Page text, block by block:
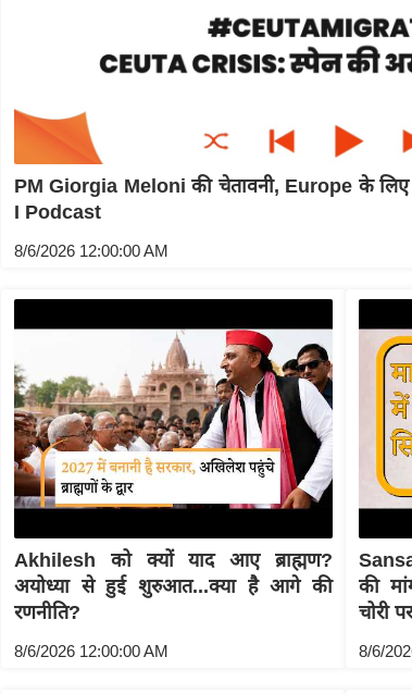
PM Giorgia Meloni की चेतावनी, Europe के
I Podcast
8/6/2026 12:00:00 AM
Akhilesh को क्यों याद आए ब्राह्मण?
अयोध्या से हुई शुरुआत...क्या है आगे की
रणनीति?
8/6/2026 12:00:00 AM
की
चोरी
8/6/